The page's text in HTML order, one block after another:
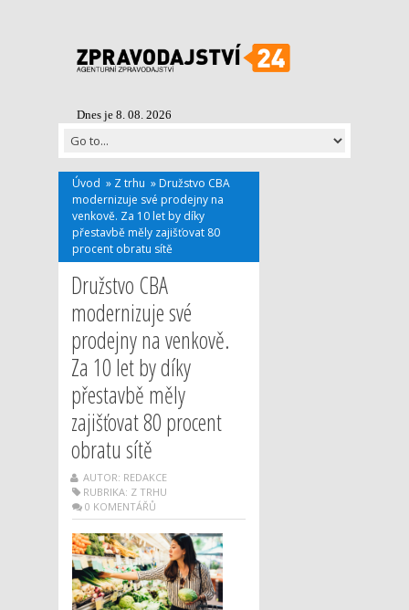
Dnes je 8. 08. 2026
Úvod » Z trhu » Družstvo CBA
modernizuje své prodejny na
venkově. Za 10 let by díky
přestavbě měly zajišťovat 80
procent obratu sítě
Družstvo CBA
modernizuje své
prodejny na venkově.
Za 10 let by díky
přestavbě měly
zajišťovat 80 procent
obratu sítě
AUTOR: REDAKCE
RUBRIKA: Z TRHU
0 KOMENTÁŘŮ